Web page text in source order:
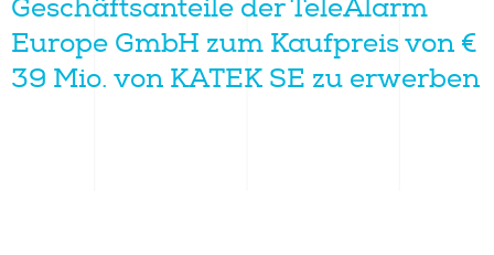
Geschäftsanteile der TeleAlarm
Europe GmbH zum Kaufpreis von €
39 Mio. von KATEK SE zu erwerben